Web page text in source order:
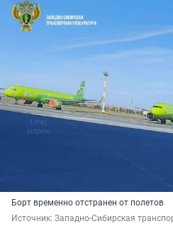
Борт временно отстранен от полетов
Источник: Западно-Сибирская